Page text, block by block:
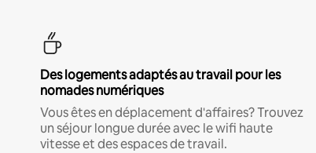
Des logements adaptés au travail pour les
nomades numériques
Vous êtes en déplacement d'affaires? Trouvez
un séjour longue durée avec le wifi haute
vitesse et des espaces de travail.